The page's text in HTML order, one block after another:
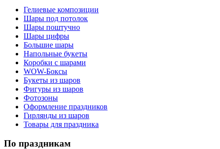
Гелиевые композиции
Шары под потолок
Шары поштучно
Шары цифры
Большие шары
Напольные букеты
Коробки с шарами
WOW-Боксы
Букеты из шаров
Фигуры из шаров
Фотозоны
Оформление праздников
Гирлянды из шаров
Товары для праздника
По праздникам